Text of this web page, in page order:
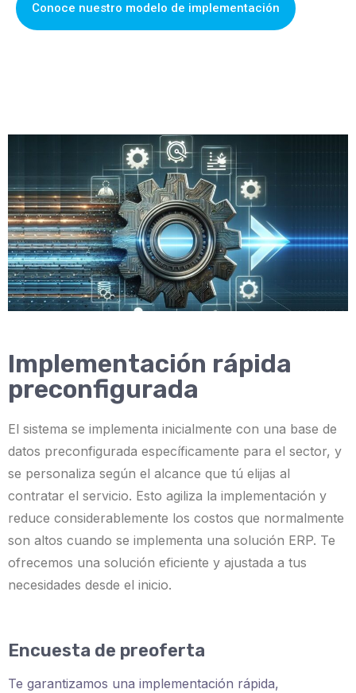
Conoce nuestro modelo de implementación
Implementación rápida
preconfigurada
El sistema se implementa inicialmente con una base de
datos preconfigurada específicamente para el sector, y
se personaliza según el alcance que tú elijas al
contratar el servicio. Esto agiliza la implementación y
reduce considerablemente los costos que normalmente
son altos cuando se implementa una solución ERP. Te
ofrecemos una solución eficiente y ajustada a tus
necesidades desde el inicio.
Encuesta de preoferta
Te garantizamos una implementación rápida,